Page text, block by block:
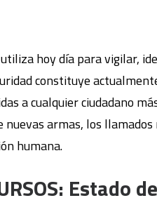
hoy día para vigilar,
constituye
a cualquier ciudadano
armas, los
humana.